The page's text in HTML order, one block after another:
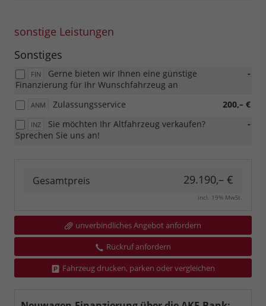
sonstige Leistungen
Sonstiges
FIN -
Gerne bieten wir Ihnen eine günstige
Finanzierung für Ihr Wunschfahrzeug an
ANM 200,– €
Zulassungsservice
INZ -
Sie möchten Ihr Altfahrzeug verkaufen?
Sprechen Sie uns an!
Gesamtpreis 29.190,– €
incl. 19% MwSt.
unverbindliches Angebot anfordern
Rückruf anfordern
Fahrzeug drucken, parken oder vergleichen